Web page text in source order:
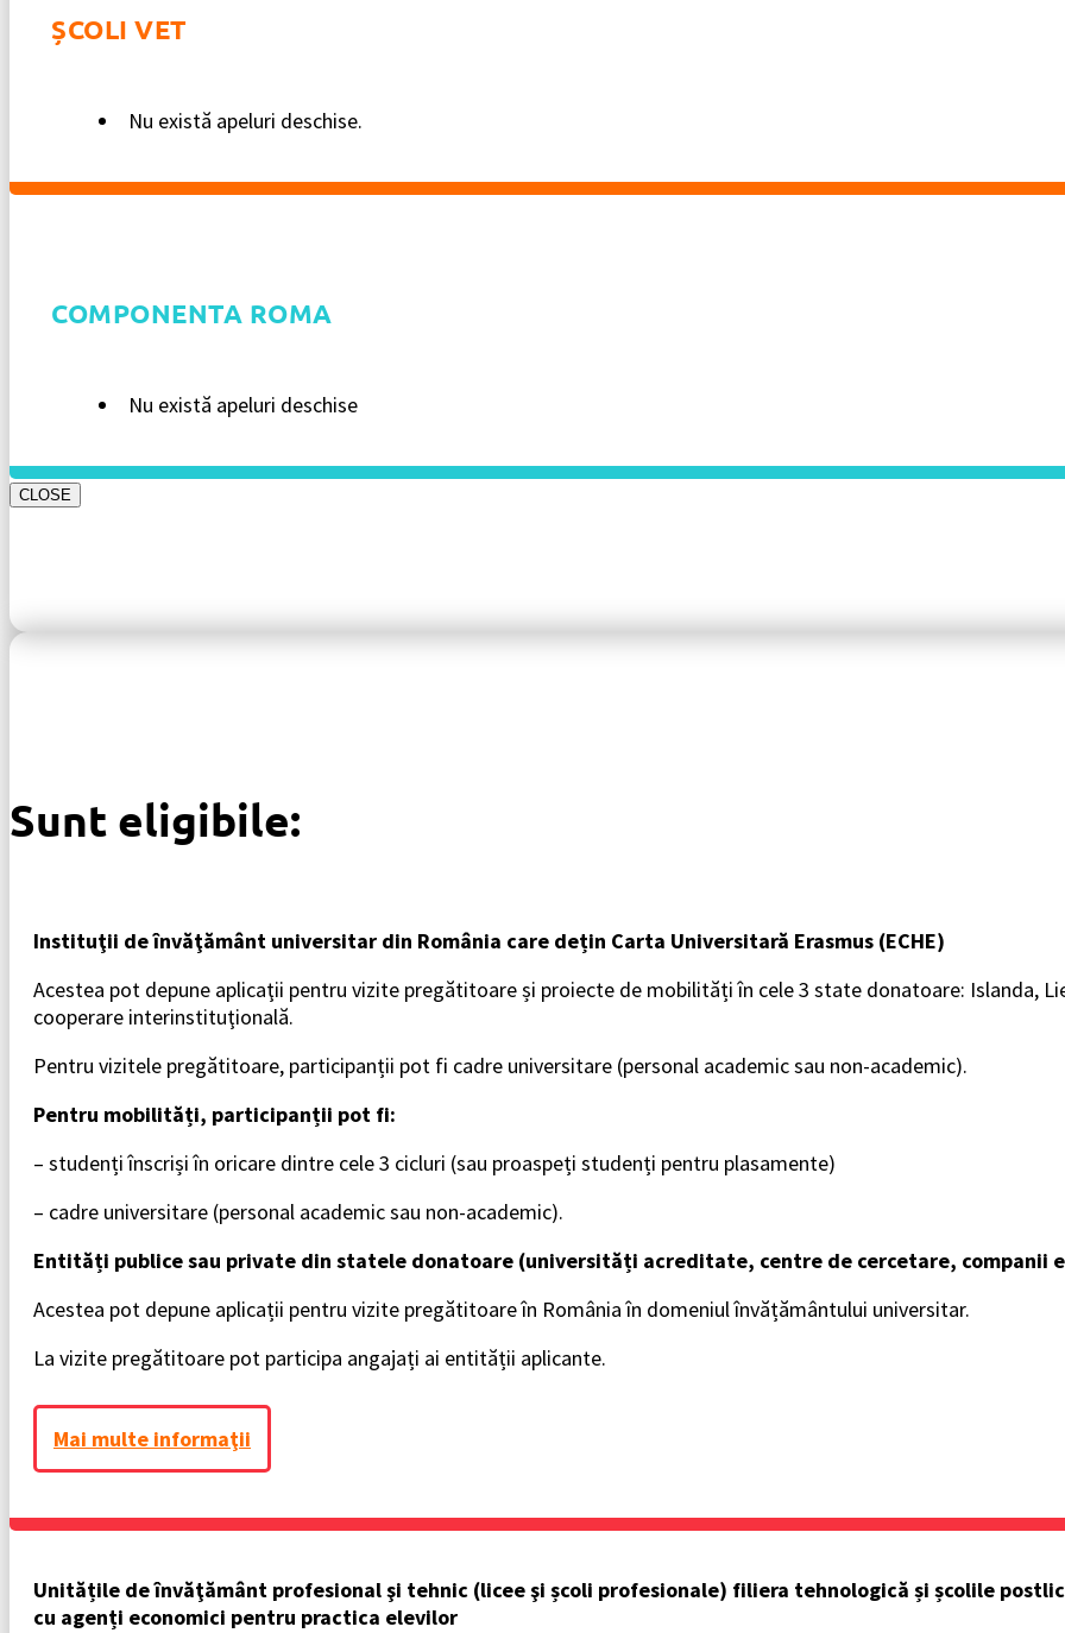
ȘCOLI VET
Nu există apeluri deschise.
COMPONENTA ROMA
Nu există apeluri deschise
CLOSE
Sunt eligibile:
Instituţii de învăţământ universitar din România care dețin Carta Universitară Erasmus (ECHE)
Acestea pot depune aplicaţii pentru vizite pregătitoare și proiecte de mobilități în cele 3 state donatoare: Islanda,
cooperare interinstituţională.
Pentru vizitele pregătitoare, participanții pot fi cadre universitare (personal academic sau non-academic).
Pentru mobilități, participanții pot fi:
– studenți înscriși în oricare dintre cele 3 cicluri (sau proaspeți studenți pentru plasamente)
– cadre universitare (personal academic sau non-academic).
Entități publice sau private din statele donatoare (universități acreditate, centre de cercetare, companii
Acestea pot depune aplicații pentru vizite pregătitoare în România în domeniul învățământului universitar.
La vizite pregătitoare pot participa angajați ai entității aplicante.
Mai multe informaţii
Unitățile de învăţământ profesional şi tehnic (licee şi școli profesionale) filiera tehnologică și școlile
cu agenți economici pentru practica elevilor